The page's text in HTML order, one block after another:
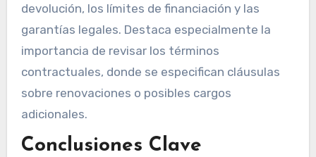
devolución, los límites de financiación y las
garantías legales. Destaca especialmente la
importancia de revisar los términos
contractuales, donde se especifican cláusulas
sobre renovaciones o posibles cargos
adicionales.
Conclusiones Clave